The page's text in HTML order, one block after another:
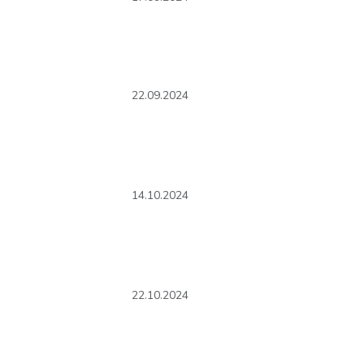
22.09.2024
14.10.2024
22.10.2024